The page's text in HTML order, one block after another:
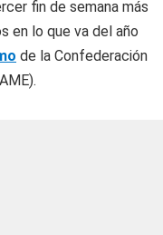
fin de semana más
en lo que va del año
de la Confederación